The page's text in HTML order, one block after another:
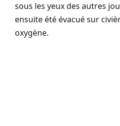
sous les yeux des autres
ensuite été évacué sur
oxygène.